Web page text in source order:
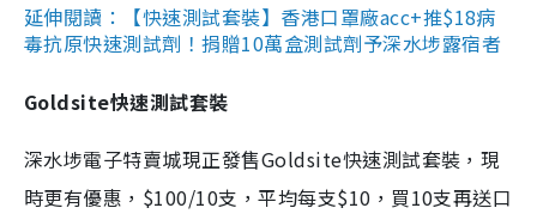
延伸閱讀：【快速測試套裝】香港口罩廠acc+推$18病
毒抗原快速測試劑！捐贈10萬盒測試劑予深水埗露宿者
Goldsite快速測試套裝
深水埗電子特賣城現正發售Goldsite快速測試套裝，現
時更有優惠，$100/10支，平均每支$10，買10支再送口